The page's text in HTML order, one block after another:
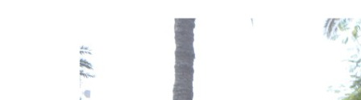
الإدارة
كلمة عميد الكلية